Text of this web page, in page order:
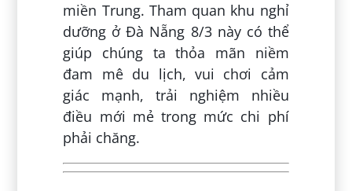
miền Trung. Tham quan khu nghỉ
dưỡng ở Đà Nẵng 8/3 này có thể
giúp chúng ta thỏa mãn niềm
đam mê du lịch, vui chơi cảm
giác mạnh, trải nghiệm nhiều
điều mới mẻ trong mức chi phí
phải chăng.